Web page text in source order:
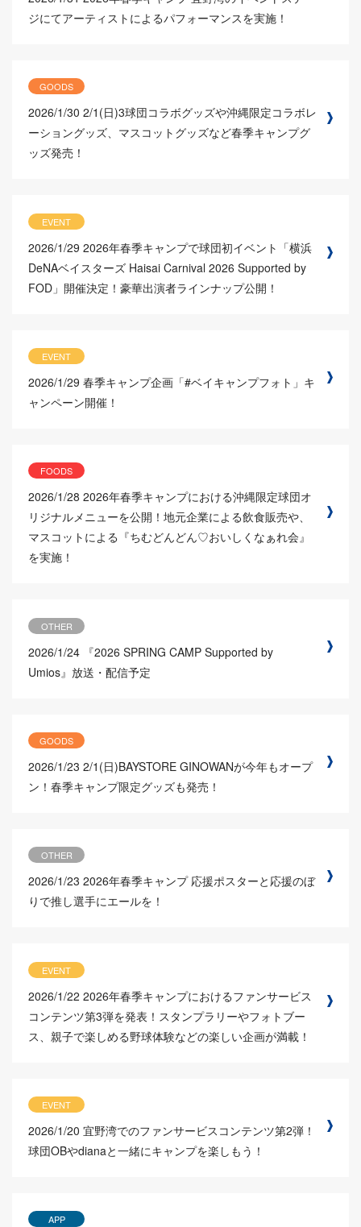
ジにてアーティストによるパフォーマンスを実施！
GOODS
2026/1/30 2/1(日)3球団コラボグッズや沖縄限定コラボレ
ーショングッズ、マスコットグッズなど春季キャンプグ
ッズ発売！
EVENT
2026/1/29 2026年春季キャンプで球団初イベント「横浜
DeNAベイスターズ Haisai Carnival 2026 Supported by
FOD」開催決定！豪華出演者ラインナップ公開！
EVENT
2026/1/29 春季キャンプ企画「#ベイキャンプフォト」キ
ャンペーン開催！
FOODS
2026/1/28 2026年春季キャンプにおける沖縄限定球団オ
リジナルメニューを公開！地元企業による飲食販売や、
マスコットによる『ちむどんどん♡おいしくなぁれ会』
を実施！
OTHER
2026/1/24 『2026 SPRING CAMP Supported by
Umios』放送・配信予定
GOODS
2026/1/23 2/1(日)BAYSTORE GINOWANが今年もオープ
ン！春季キャンプ限定グッズも発売！
OTHER
2026/1/23 2026年春季キャンプ 応援ポスターと応援のぼ
りで推し選手にエールを！
EVENT
2026/1/22 2026年春季キャンプにおけるファンサービス
コンテンツ第3弾を発表！スタンプラリーやフォトブー
ス、親子で楽しめる野球体験などの楽しい企画が満載！
EVENT
2026/1/20 宜野湾でのファンサービスコンテンツ第2弾！
球団OBやdianaと一緒にキャンプを楽しもう！
APP